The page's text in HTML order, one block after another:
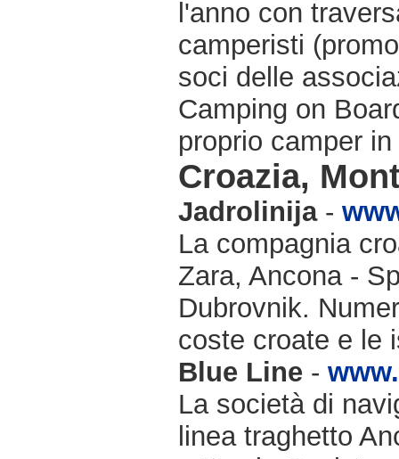
l'anno con
camperisti
soci delle
Camping on
proprio camper
Croazia,
Jadrolinija-
La compagnia
Zara, Ancona -
Dubrovnik.
coste croate e le
Blue Line -
La società di
linea traghetto